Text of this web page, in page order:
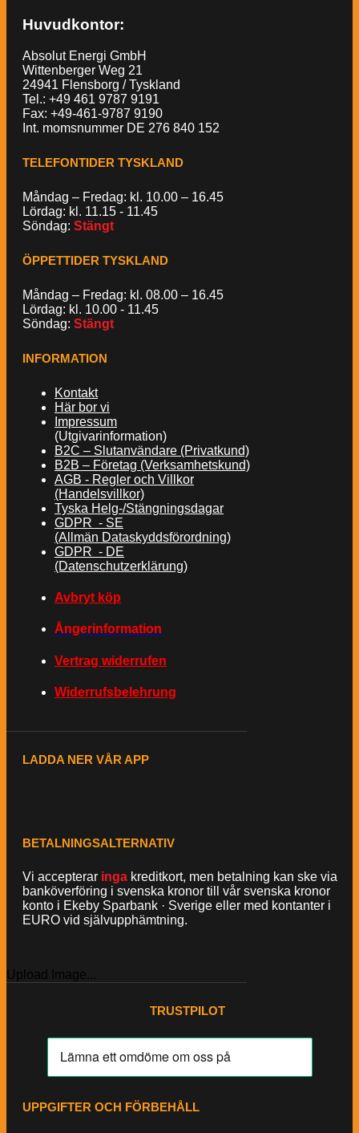
Huvudkontor:
Absolut Energi GmbH
Wittenberger Weg 21
24941 Flensborg / Tyskland
Tel.: +49 461 9787 9191
Fax: +49-461-9787 9190
Int. momsnummer DE 276 840 152
TELEFONTIDER TYSKLAND
Måndag – Fredag: kl. 10.00 – 16.45
Lördag: kl. 11.15 - 11.45
Söndag: Stängt
ÖPPETTIDER TYSKLAND
Måndag – Fredag: kl. 08.00 – 16.45
Lördag: kl. 10.00 - 11.45
Söndag: Stängt
INFORMATION
Kontakt
Här bor vi
Impressum
(Utgivarinformation)
B2C – Slutanvändare (Privatkund)
B2B – Företag (Verksamhetskund)
AGB - Regler och Villkor
(Handelsvillkor)
Tyska Helg-/Stängningsdagar
GDPR - SE
(Allmän Dataskyddsförordning)
GDPR - DE
(Datenschutzerklärung)
Avbryt köp
Ångerinformation
Vertrag widerrufen
Widerrufsbelehrung
LADDA NER VÅR APP
BETALNINGSALTERNATIV
Vi accepterar inga kreditkort, men betalning kan ske via
banköverföring i svenska kronor till vår svenska kronor
konto i Ekeby Sparbank · Sverige eller med kontanter i
EURO vid självupphämtning.
Upload Image...
TRUSTPILOT
UPPGIFTER OCH FÖRBEHÅLL